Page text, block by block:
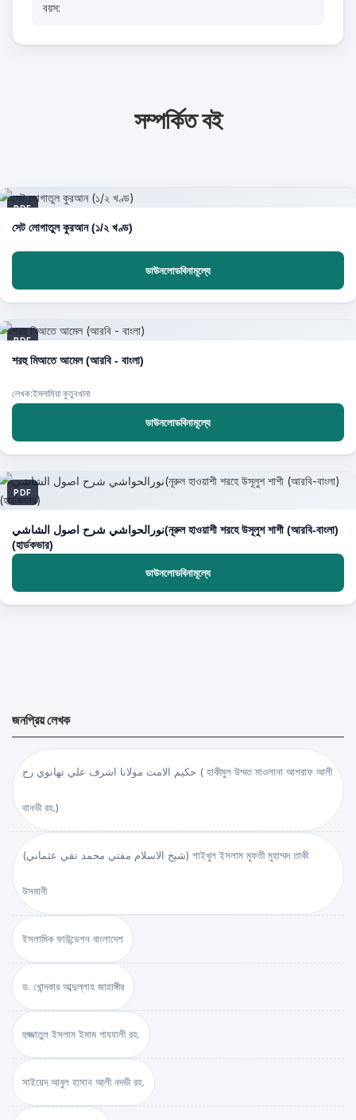
বয়স:
সম্পর্কিত বই
PDF
সেট লোগাতুল কুরআন (১/২ খণ্ড)
ডাউনলোডবিনামূল্যে
PDF
শরহু মিআতে আমেল (আরবি - বাংলা)
লেখক:ইসলামিয়া কুতুবখানা
ডাউনলোডবিনামূল্যে
PDF
نورالحواشي شرح اصول الشاشي(নূরুল হাওয়াশী শরহে উসূলুশ শাশী (আরবি-বাংলা)
(হার্ডকভার)
ডাউনলোডবিনামূল্যে
জনপ্রিয় লেখক
حكيم الامت مولانا اشرف علي تهانوي رح ( হাকীমুল উম্মত মাওলানা আশরাফ আলী
থানভী রহ.)
(شيخ الاسلام مفتي محمد تقي عثماني) শাইখুল ইসলাম মুফতী মুহাম্মদ তাকী
উসমানী
ইসলামিক ফাউন্ডেশন বাংলাদেশ
ড. খোন্দকার আব্দুল্লাহ জাহাঙ্গীর
হুজ্জাতুল ইসলাম ইমাম গাযযালী রহ.
সাইয়েদ আবুল হাসান আলী নদভী রহ.